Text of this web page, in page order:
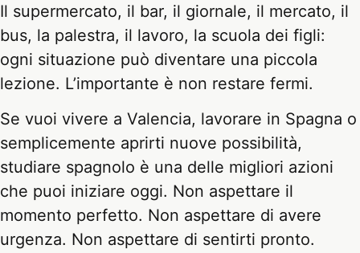
Il supermercato, il bar, il giornale, il mercato, il
bus, la palestra, il lavoro, la scuola dei figli:
ogni situazione può diventare una piccola
lezione. L’importante è non restare fermi.
Se vuoi vivere a Valencia, lavorare in Spagna o
semplicemente aprirti nuove possibilità,
studiare spagnolo è una delle migliori azioni
che puoi iniziare oggi. Non aspettare il
momento perfetto. Non aspettare di avere
urgenza. Non aspettare di sentirti pronto.